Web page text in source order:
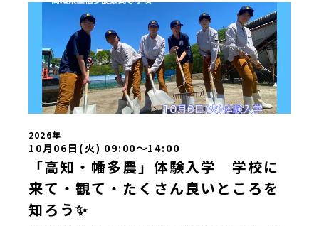
2026年
10月06日(火) 09:00〜14:00
「高知・幡多農」体験入学 学校に
来て・観て・たくさん良いところを
知ろう✨